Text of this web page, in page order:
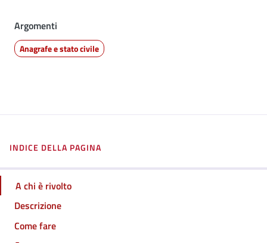
Argomenti
Anagrafe e stato civile
INDICE DELLA PAGINA
A chi è rivolto
Descrizione
Come fare